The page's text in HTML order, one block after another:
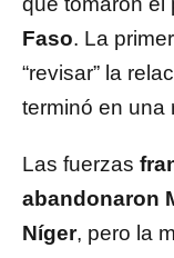
Faso. La
“revisar” la
terminó en una
Las fuerzas
abandonaron
Níger, pero la